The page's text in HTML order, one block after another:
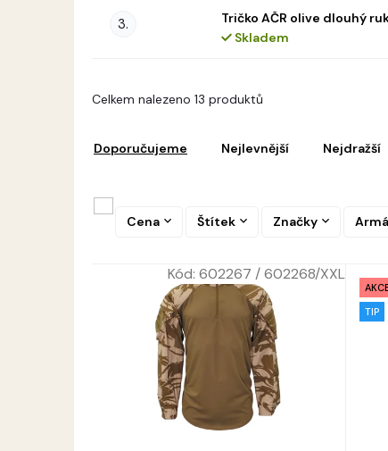
Tričko AČR olive dlouhý
Skladem
Doporučujeme Nejlevnější Nejdražší
Celkem nalezeno 13 produktů
Značky
Cena Štítek
V
ý
i
r
Kód: 602267 / 602268/XXL
TIP